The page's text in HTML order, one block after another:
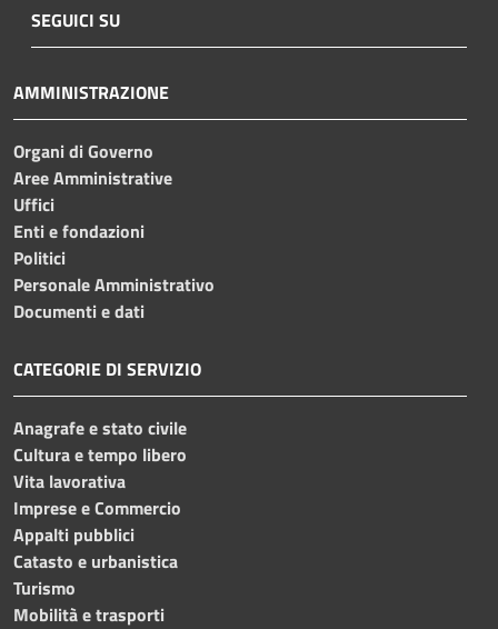
SEGUICI SU
AMMINISTRAZIONE
Organi di Governo
Aree Amministrative
Uffici
Enti e fondazioni
Politici
Personale Amministrativo
Documenti e dati
CATEGORIE DI SERVIZIO
Anagrafe e stato civile
Cultura e tempo libero
Vita lavorativa
Imprese e Commercio
Appalti pubblici
Catasto e urbanistica
Turismo
Mobilità e trasporti